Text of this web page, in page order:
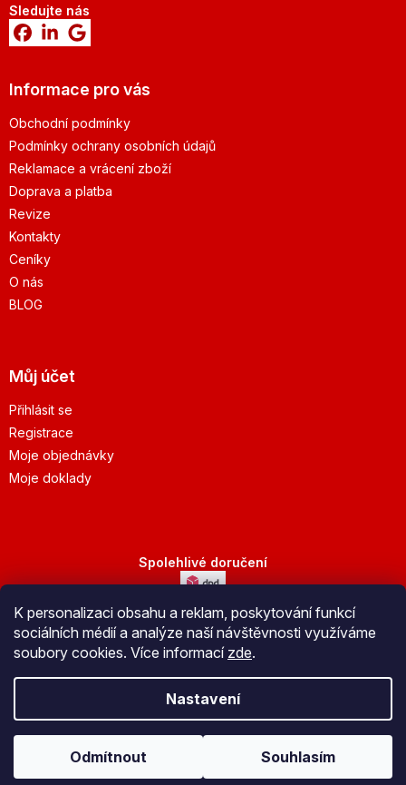
K personalizaci obsahu a reklam, poskytování funkcí
sociálních médií a analýze naší návštěvnosti využíváme
soubory cookies. Více informací zde.
Nastavení
Odmítnout Souhlasím
Sledujte nás
Informace pro vás
Obchodní podmínky
Podmínky ochrany osobních údajů
Reklamace a vrácení zboží
Doprava a platba
Revize
Kontakty
Ceníky
O nás
BLOG
Můj účet
Přihlásit se
Registrace
Moje objednávky
Moje doklady
Spolehlivé doručení
Bezpečná platba
Vytvořil Shoptet
Copyright 2026JuBo Jeseník s.r.o.
. Všechna práva vyhrazena.
Upravit nastavení cookies